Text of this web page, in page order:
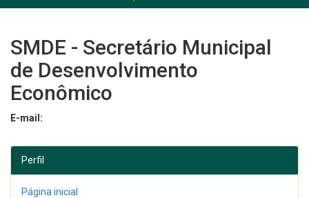
SMDE - Secretário Municipal
de Desenvolvimento
Econômico
E-mail:
Perfil
Página inicial